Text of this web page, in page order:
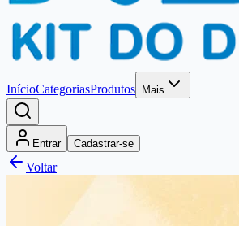
InícioCategoriasProdutos Mais
Entrar Cadastrar-se
Voltar